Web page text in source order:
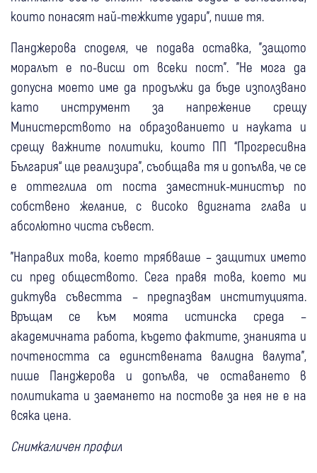
които понасят най-тежките удари", пише тя.
Панджерова споделя, че подава оставка, "защото
моралът е по-висш от всеки пост". "Не мога да
допусна моето име да продължи да бъде използвано
като инструмент за напрежение срещу
Министерството на образованието и науката и
срещу важните политики, които ПП “Прогресивна
България“ ще реализира", съобщава тя и допълва, че се
е оттеглила от поста заместник-министър по
собствено желание, с високо вдигната глава и
абсолютно чиста съвест.
"Направих това, което трябваше – защитих името
си пред обществото. Сега правя това, което ми
диктува съвестта – предпазвам институцията.
Връщам се към моята истинска среда –
академичната работа, където фактите, знанията и
почтеността са единствената валидна валута",
пише Панджерова и допълва, че оставането в
политиката и заемането на постове за нея не е на
всяка цена.
Снимка:личен профил